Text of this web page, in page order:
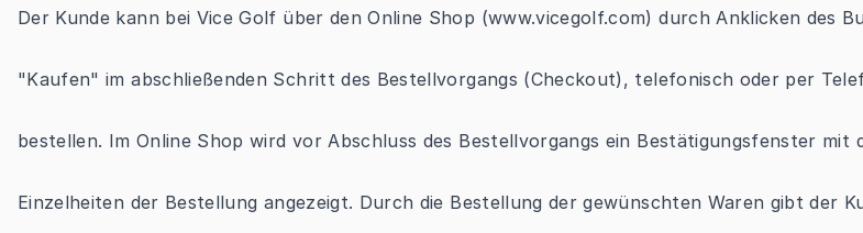
Der Kunde kann bei Vice Golf über den Online Shop (www.vicegolf.com) durch Anklicken des
"Kaufen" im abschließenden Schritt des Bestellvorgangs (Checkout), telefonisch oder per
bestellen. Im Online Shop wird vor Abschluss des Bestellvorgangs ein Bestätigungsfenster mit
Einzelheiten der Bestellung angezeigt. Durch die Bestellung der gewünschten Waren gibt der